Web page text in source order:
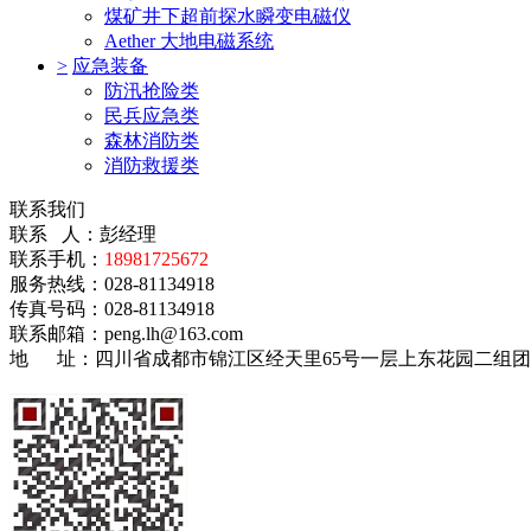
煤矿井下超前探水瞬变电磁仪
Aether 大地电磁系统
> 应急装备
防汛抢险类
民兵应急类
森林消防类
消防救援类
联系我们
联系 人：彭经理
联系手机： 18981725672
服务热线：028-81134918
传真号码：028-81134918
联系邮箱： peng.lh@163.com
地 址： 四川省成都市锦江区经天里65号一层上东花园二组